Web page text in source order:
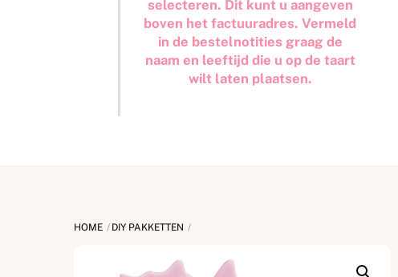
selecteren. Dit kunt u aangeven
boven het factuuradres. Vermeld
in de bestelnotities graag de
naam en leeftijd die u op de taart
wilt laten plaatsen.
HOME DIY PAKKETTEN